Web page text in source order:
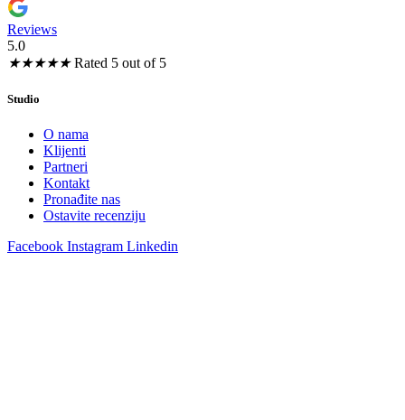
Reviews
5.0
★★★★★ Rated 5 out of 5
Studio
O nama
Klijenti
Partneri
Kontakt
Pronađite nas
Ostavite recenziju
Facebook Instagram Linkedin